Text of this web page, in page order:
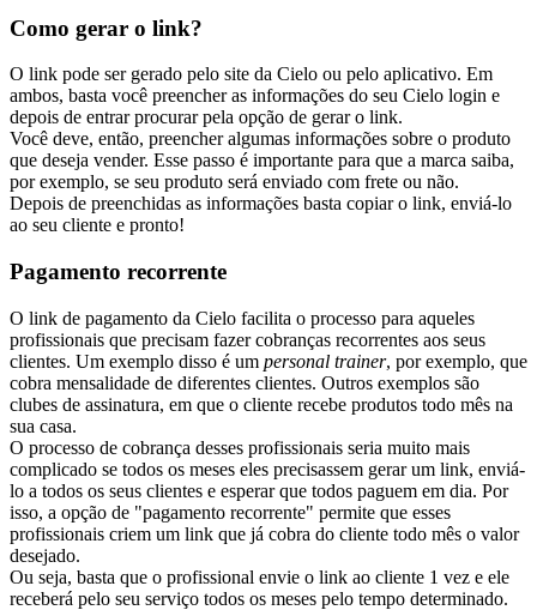
Como gerar o link?
O link pode ser gerado pelo site da Cielo ou pelo aplicativo. Em
ambos, basta você preencher as informações do seu Cielo login e
depois de entrar procurar pela opção de gerar o link.
Você deve, então, preencher algumas informações sobre o produto
que deseja vender. Esse passo é importante para que a marca saiba,
por exemplo, se seu produto será enviado com frete ou não.
Depois de preenchidas as informações basta copiar o link, enviá-lo
ao seu cliente e pronto!
Pagamento recorrente
O link de pagamento da Cielo facilita o processo para aqueles
profissionais que precisam fazer cobranças recorrentes aos seus
clientes. Um exemplo disso é um personal trainer, por exemplo, que
cobra mensalidade de diferentes clientes. Outros exemplos são
clubes de assinatura, em que o cliente recebe produtos todo mês na
sua casa.
O processo de cobrança desses profissionais seria muito mais
complicado se todos os meses eles precisassem gerar um link, enviá-
lo a todos os seus clientes e esperar que todos paguem em dia. Por
isso, a opção de "pagamento recorrente" permite que esses
profissionais criem um link que já cobra do cliente todo mês o valor
desejado.
Ou seja, basta que o profissional envie o link ao cliente 1 vez e ele
receberá pelo seu serviço todos os meses pelo tempo determinado.